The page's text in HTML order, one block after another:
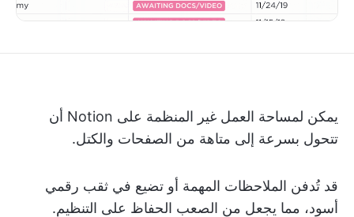
يمكن لمساحة العمل غير المنظمة على Notion أن
تتحول بسرعة إلى متاهة من الصفحات والكتل.
قد تُدفن الملاحظات المهمة أو تضيع في ثقب رقمي
أسود، مما يجعل من الصعب الحفاظ على التنظيم.